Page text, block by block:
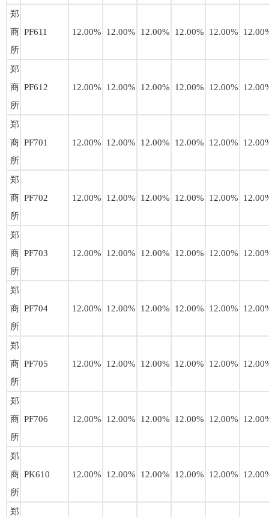
郑
商
所
PF611 12.00% 12.00% 12.00% 12.00% 12.00%
郑
商
所
PF612 12.00% 12.00% 12.00% 12.00% 12.00%
郑
商
所
PF701 12.00% 12.00% 12.00% 12.00% 12.00%
郑
商
所
PF702 12.00% 12.00% 12.00% 12.00% 12.00%
郑
商
所
PF703 12.00% 12.00% 12.00% 12.00% 12.00%
郑
商
所
PF704 12.00% 12.00% 12.00% 12.00% 12.00%
郑
商
所
PF705 12.00% 12.00% 12.00% 12.00% 12.00%
郑
商
所
PF706 12.00% 12.00% 12.00% 12.00% 12.00%
郑
商
所
PK610 12.00% 12.00% 12.00% 12.00% 12.00%
郑